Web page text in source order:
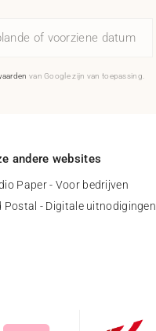
of voorziene datum
van Google zijn van toepassing.
andere websites
Paper - Voor bedrijven
Postal - Digitale uitnodigingen